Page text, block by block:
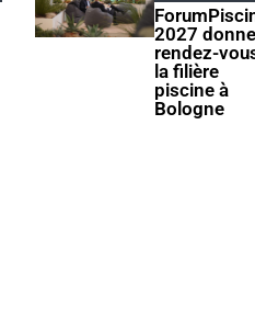
à
: « Il